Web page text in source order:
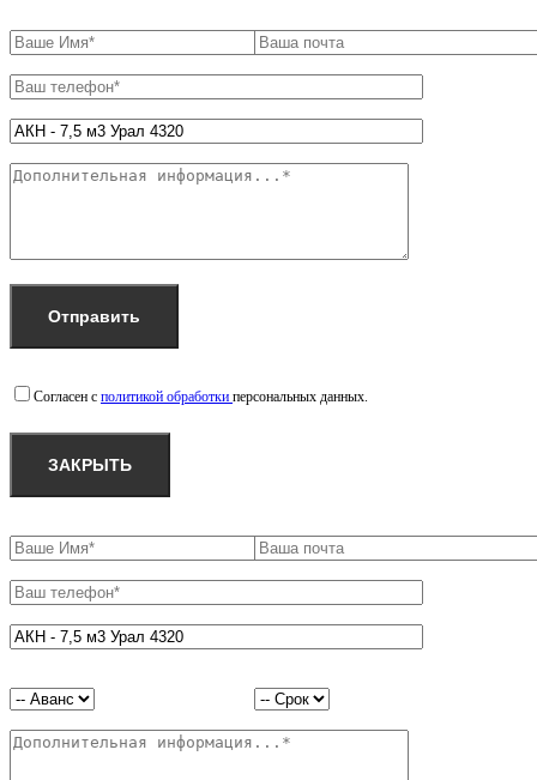
Согласен с политикой обработки персональных данных.
ЗАКРЫТЬ